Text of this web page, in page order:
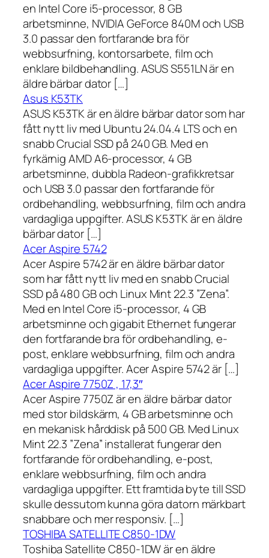
en Intel Core i5-processor, 8 GB
arbetsminne, NVIDIA GeForce 840M och USB
3.0 passar den fortfarande bra för
webbsurfning, kontorsarbete, film och
enklare bildbehandling. ASUS S551LN är en
äldre bärbar dator […]
Asus K53TK
ASUS K53TK är en äldre bärbar dator som har
fått nytt liv med Ubuntu 24.04.4 LTS och en
snabb Crucial SSD på 240 GB. Med en
fyrkärnig AMD A6-processor, 4 GB
arbetsminne, dubbla Radeon-grafikkretsar
och USB 3.0 passar den fortfarande för
ordbehandling, webbsurfning, film och andra
vardagliga uppgifter. ASUS K53TK är en äldre
bärbar dator […]
Acer Aspire 5742
Acer Aspire 5742 är en äldre bärbar dator
som har fått nytt liv med en snabb Crucial
SSD på 480 GB och Linux Mint 22.3 ”Zena”.
Med en Intel Core i5-processor, 4 GB
arbetsminne och gigabit Ethernet fungerar
den fortfarande bra för ordbehandling, e-
post, enklare webbsurfning, film och andra
vardagliga uppgifter. Acer Aspire 5742 är […]
Acer Aspire 7750Z , 17,3″
Acer Aspire 7750Z är en äldre bärbar dator
med stor bildskärm, 4 GB arbetsminne och
en mekanisk hårddisk på 500 GB. Med Linux
Mint 22.3 ”Zena” installerat fungerar den
fortfarande för ordbehandling, e-post,
enklare webbsurfning, film och andra
vardagliga uppgifter. Ett framtida byte till SSD
skulle dessutom kunna göra datorn märkbart
snabbare och mer responsiv. […]
TOSHIBA SATELLITE C850-1DW
Toshiba Satellite C850-1DW är en äldre